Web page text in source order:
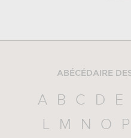
ABÉCÉDAIRE
A B C D E
L
M N O P